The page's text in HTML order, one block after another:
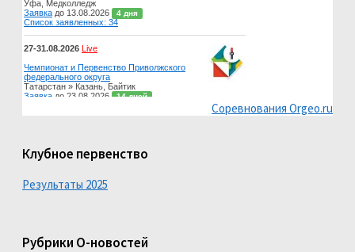
Соревнования Orgeo.ru
Клубное первенство
Результаты 2025
Рубрики О-новостей